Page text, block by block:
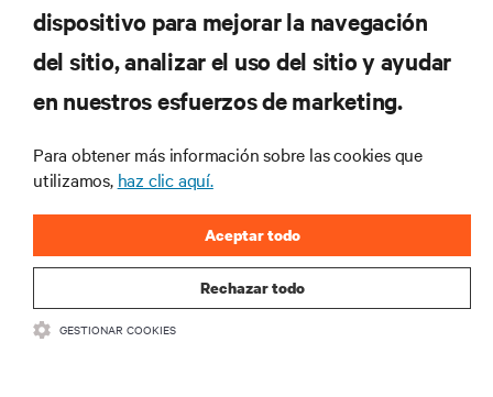
RECURSOS
CORPORATIVO
SÍGANOS
dispositivo para mejorar la navegación
del sitio, analizar el uso del sitio y ayudar
en nuestros esfuerzos de marketing.
Para obtener más información sobre las cookies que
utilizamos, haz clic aquí.
Rechazar todo
Aceptar todo
GESTIONAR COOKIES